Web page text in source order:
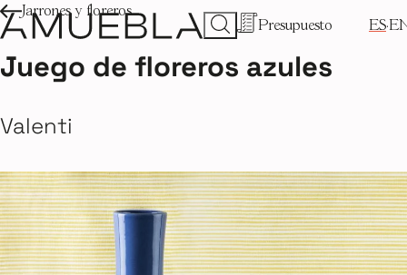
Presupuesto ES
Jarrones y floreros
Juego de floreros azules
Valenti